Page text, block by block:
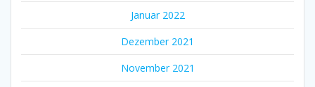
Januar 2022
Dezember 2021
November 2021